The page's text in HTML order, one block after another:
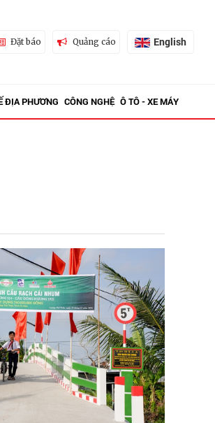
Đặt báo Quảng cáo English
ĐỊA PHƯƠNG CÔNG NGHỆ Ô TÔ - XE MÁY